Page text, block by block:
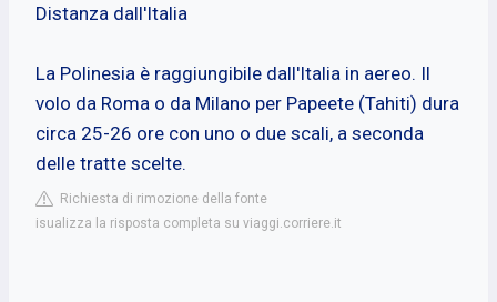
Distanza dall'Italia
La Polinesia è raggiungibile dall'Italia in aereo. Il
volo da Roma o da Milano per Papeete (Tahiti) dura
circa 25-26 ore con uno o due scali, a seconda
delle tratte scelte.
Richiesta di rimozione della fonte
isualizza la risposta completa su viaggi.corriere.it